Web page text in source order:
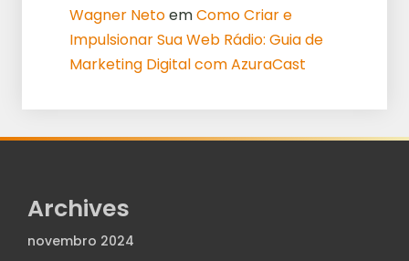
Wagner NetoemComo Criar e
Impulsionar Sua Web Rádio: Guia de
Marketing Digital com AzuraCast
Archives
novembro 2024